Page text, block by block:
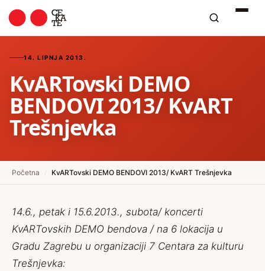
14. LIPNJA 2013.
KvARTovski DEMO
BENDOVI 2013/ KvART
Trešnjevka
Početna KvARTovski DEMO BENDOVI 2013/ KvART Trešnjevka
14.6., petak i 15.6.2013., subota/ koncerti
KvARTovskih DEMO bendova / na 6 lokacija u
Gradu Zagrebu u organizaciji 7 Centara za kulturu
Trešnjevka: